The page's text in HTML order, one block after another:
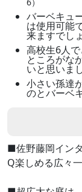
6）
バーベキュ
は使用可能
来ますでし
高校生6人
ところがな
いと思いま
小さい孫達
のとバーベ
■佐野藤岡イン
Q楽しめる広々